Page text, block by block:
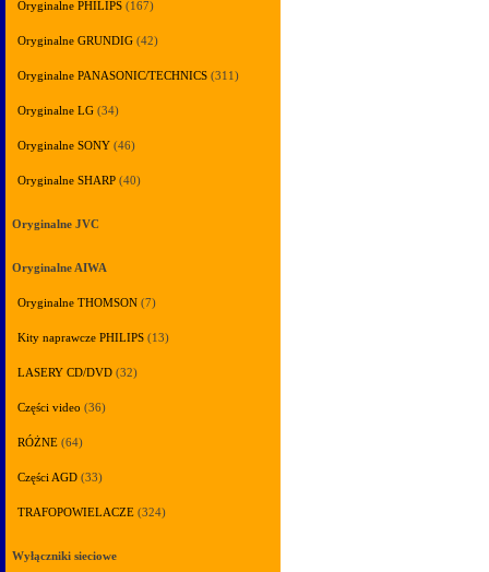
Oryginalne PHILIPS (167)
Oryginalne GRUNDIG (42)
Oryginalne PANASONIC/TECHNICS (311)
Oryginalne LG (34)
Oryginalne SONY (46)
Oryginalne SHARP (40)
Oryginalne JVC
Oryginalne AIWA
Oryginalne THOMSON (7)
Kity naprawcze PHILIPS (13)
LASERY CD/DVD (32)
Części video (36)
RÓŻNE (64)
Części AGD (33)
TRAFOPOWIELACZE (324)
Wyłączniki sieciowe